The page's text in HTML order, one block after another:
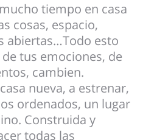
tiempo en casa
cosas, espacio,
abiertas…Todo esto
tus emociones, de
cambien.
nueva, a estrenar,
ordenados, un lugar
Construida y
todas las